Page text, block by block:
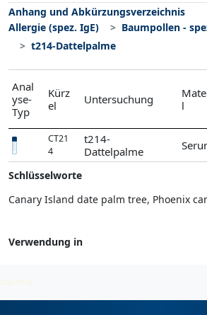
Anhang und Abkürzungsverzeichnis
Allergie (spez. IgE)
Baumpollen -
t214-Dattelpalme
Anal
yse-
Typ
Kürz
el
Untersuchung
l
CT21
4
t214-
Dattelpalme
Schlüsselworte
Canary Island date palm tree, Phoenix
Verwendung in
2026-08-08